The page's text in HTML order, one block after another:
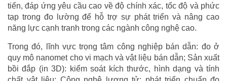
tiến, đáp ứng yêu cầu cao về độ chính xác, tốc độ và phức
tạp trong đo lường để hỗ trợ sự phát triển và nâng cao
năng lực cạnh tranh trong các ngành công nghệ cao.
Trong đó, lĩnh vực trọng tâm công nghiệp bán dẫn: đo ở
quy mô nanomet cho vi mạch và vật liệu bán dẫn; Sản xuất
bồi đắp (in 3D): kiểm soát kích thước, hình dạng và tính